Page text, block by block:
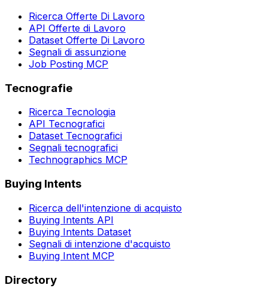
Ricerca Offerte Di Lavoro
API Offerte di Lavoro
Dataset Offerte Di Lavoro
Segnali di assunzione
Job Posting MCP
Tecnografie
Ricerca Tecnologia
API Tecnografici
Dataset Tecnografici
Segnali tecnografici
Technographics MCP
Buying Intents
Ricerca dell'intenzione di acquisto
Buying Intents API
Buying Intents Dataset
Segnali di intenzione d'acquisto
Buying Intent MCP
Directory